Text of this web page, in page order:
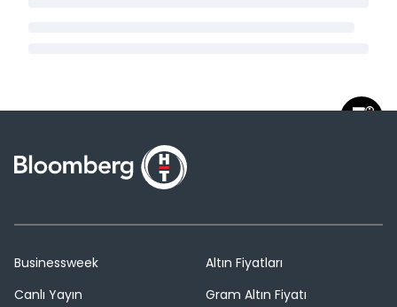
Businessweek
Canlı Yayın
Altın Fiyatları
Gram Altın Fiyatı